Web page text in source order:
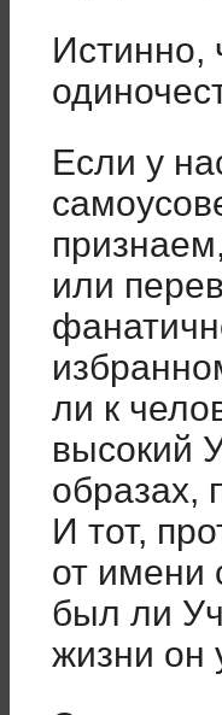
Истинно,
Если у
или
ли к
высокий
образах,
И тот,
от имени
был ли
жизни он